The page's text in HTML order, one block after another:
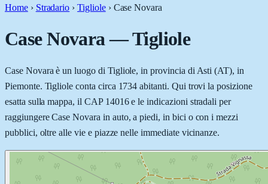
Home › Stradario › Tigliole › Case Novara
Case Novara—Tigliole
Case Novara è un luogo di Tigliole, in provincia di Asti (AT), in
Piemonte. Tigliole conta circa 1734 abitanti. Qui trovi la posizione
esatta sulla mappa, il CAP 14016 e le indicazioni stradali per
raggiungere Case Novara in auto, a piedi, in bici o con i mezzi
pubblici, oltre alle vie e piazze nelle immediate vicinanze.